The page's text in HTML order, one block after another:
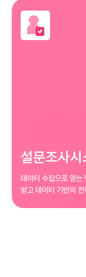
설문조사시
데이터 수집으로 얻는
받고 데이터 기반의